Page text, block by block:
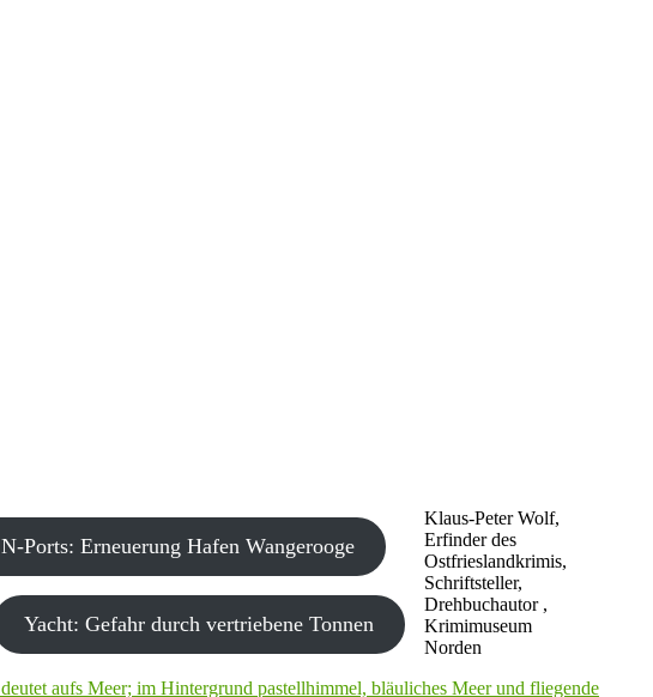
Klaus-Peter Wolf,
Erfinder des
Ostfrieslandkrimis,
Schriftsteller,
Drehbuchautor ,
Krimimuseum
Norden
N-Ports: Erneuerung Hafen Wangerooge
Yacht: Gefahr durch vertriebene Tonnen